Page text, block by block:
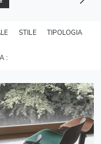
STILE TIPOLOGIA
: